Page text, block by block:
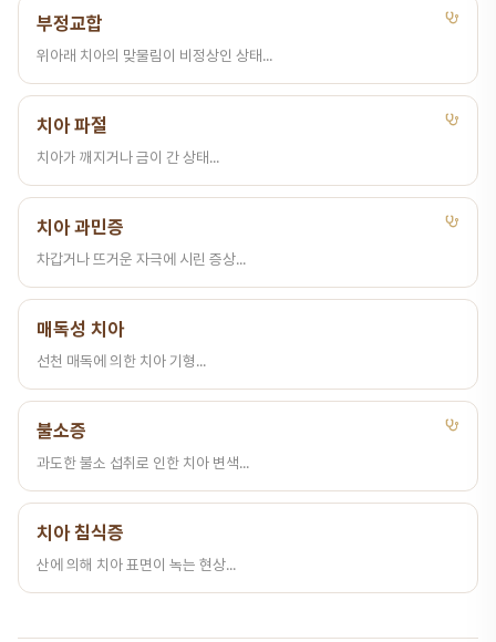
부정교합
위아래 치아의 맞물림이 비정상인 상태...
치아 파절
치아가 깨지거나 금이 간 상태...
치아 과민증
차갑거나 뜨거운 자극에 시린 증상...
매독성 치아
선천 매독에 의한 치아 기형...
불소증
과도한 불소 섭취로 인한 치아 변색...
치아 침식증
산에 의해 치아 표면이 녹는 현상...